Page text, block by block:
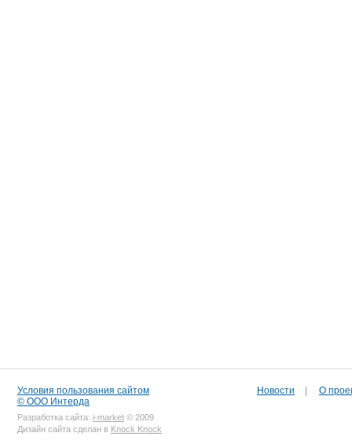
Условия пользования сайтом
© ООО Интерда
Разработка сайта: i-market © 2009
Дизайн сайта сделан в Knock Knock
Новости О